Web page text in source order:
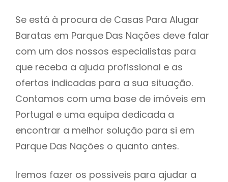
Se está à procura de Casas Para Alugar
Baratas em Parque Das Nações deve falar
com um dos nossos especialistas para
que receba a ajuda profissional e as
ofertas indicadas para a sua situação.
Contamos com uma base de imóveis em
Portugal e uma equipa dedicada a
encontrar a melhor solução para si em
Parque Das Nações o quanto antes.
Iremos fazer os possiveis para ajudar a